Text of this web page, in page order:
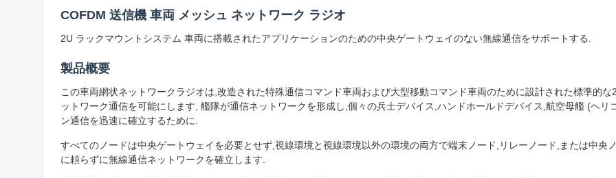
COFDM 送信機 車両 メッシュ ネットワーク ラジオ
2U ラックマウントシステム 車両に搭載されたアプリケーションのための中央ゲートウェイのない無線通信をサポートする.
製品概要
この車両網状ネットワークラジオは,改造された特殊通信コマンド車両および大型移動コマンド車両のために設計された標準的
ットワーク通信を可能にします, 艦隊が通信ネットワークを形成し,個々の兵士デバイス,ハンドホールドデバイス,航空母艦 (ヘ
ン通信を迅速に確立するために.
すべてのノードは中央ゲートウェイを必要とせず,視線環境と視線環境以外の環境の両方で端末ノード,リレーノード,または中央
に頼らずに無線通信ネットワークを確立します.